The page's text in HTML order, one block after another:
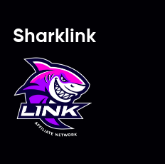
Sharklink